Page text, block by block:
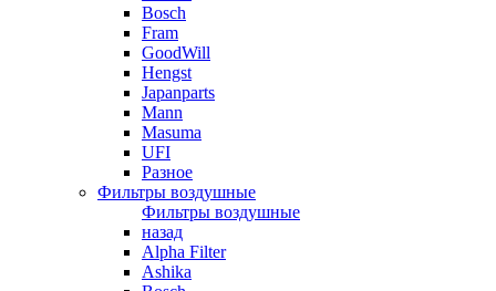
Bosch
Fram
GoodWill
Hengst
Japanparts
Mann
Masuma
UFI
Разное
Фильтры воздушные
Фильтры воздушные
назад
Alpha Filter
Ashika